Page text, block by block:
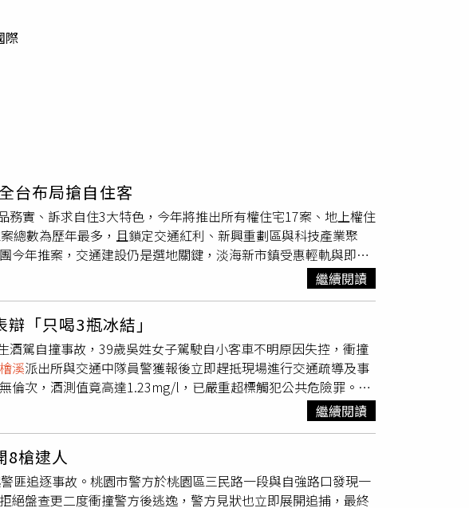
際
台布局搶自住客
實、訴求自住3大特色，今年將推出所有權住宅17案、地上權住
總數為歷年最多，且鎖定交通紅利、新興重劃區與科技產業聚
今年推案，交通建設仍是選地關鍵，淡海新市鎮受惠輕軌與即將
宅案。八里地區享有淡江大橋、台61及台64線串聯雙北優勢，廣
紐約心光」與「紐約沐光」，兼具交通與河岸景觀。麗寶今年在
麗寶之丘－雲頂」及「霞舞」規劃1.5萬坪美式社區，涵蓋別墅
捷運藍線，規劃地上15層19~38坪共154戶，房價親民鎖定首購
更趨積極，旗下多家建設公司將在台北、中、南精華地段推出多
明顯低於鄰近案的價格優勢。名軒開發將於杭州南路、銅山街推
加碼「首御臨沂」，雙案皆為地上權案，主打都會生活機能，另
中。而麗寶建設與國家住都中心合作的捷運圓山站西側公辦都更
住族。桃園
。新北新店「豐秀大境－清境區」與「雅境區」由鵬程建設及
劃區因三捷匯集，廣春成建設推出「春城麗都」，地下5層地上
繼續閱讀
「只喝3瓶冰結」
駕自撞事故，39歲吳姓女子駕駛自小客車不明原因失控，衝撞
溪派出所與交通中隊員警獲報後立即趕抵現場進行交通疏導及事
倫次，酒測值竟高達1.23mg/l，已嚴重超標觸犯公共危險罪。據
程途中發生自撞事故。吳女辯稱僅喝了3瓶冰結，但酒測值已嚴
用含酒精飲品後切勿駕駛動力交通工具，以免危害自身及他人生
歲請勿飲酒。
繼續閱讀
8槍逮人
匪追逐事故。桃園市警方於桃園區三民路一段與自強路口發現一
絕盤查更二度衝撞警方後逃逸，警方見狀也立即展開追捕，最終